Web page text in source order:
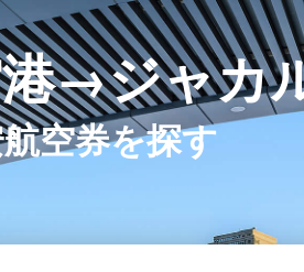
→ジャカ
空券を探す